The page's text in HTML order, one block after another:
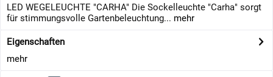
LED WEGELEUCHTE "CARHA" Die Sockelleuchte "Carha" sorgt
für stimmungsvolle Gartenbeleuchtung... mehr
Eigenschaften
mehr